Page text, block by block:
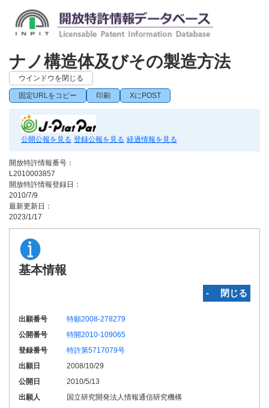
ナノ構造体及びその製造方法
ウインドウを閉じる
固定URLをコピー 印刷 XにPOST
公開公報を見る 登録公報を見る 経過情報を見る
開放特許情報番号：
L2010003857
開放特許情報登録日：
2010/7/9
最新更新日：
2023/1/17
基本情報
‐ 閉じる
出願番号
特願2008-278279
公開番号
特開2010-109065
登録番号
特許第5717079号
出願日
2008/10/29
公開日
2010/5/13
出願人
国立研究開発法人情報通信研究機構